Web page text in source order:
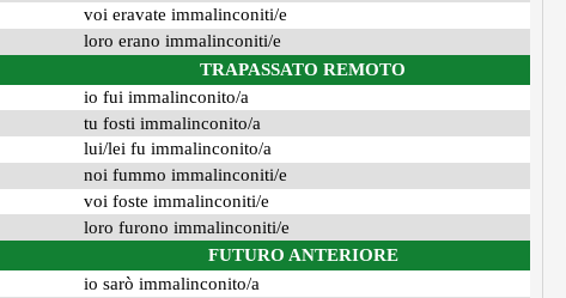
voi eravate immalinconiti/e
loro erano immalinconiti/e
TRAPASSATO REMOTO
io fui immalinconito/a
tu fosti immalinconito/a
lui/lei fu immalinconito/a
noi fummo immalinconiti/e
voi foste immalinconiti/e
loro furono immalinconiti/e
FUTURO ANTERIORE
io sarò immalinconito/a